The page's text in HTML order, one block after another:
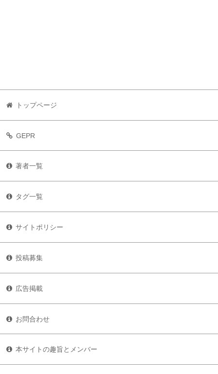
トップページ
GEPR
著者一覧
タグ一覧
サイトポリシー
投稿募集
広告掲載
お問合わせ
本サイトの趣旨とメンバー